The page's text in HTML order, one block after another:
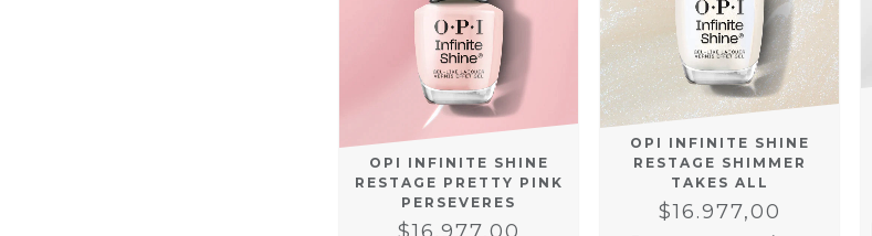
OPI INFINITE SHINE
RESTAGE PRETTY PINK
PERSEVERES
OPI INFINITE SHINE
RESTAGE SHIMMER
TAKES ALL
$16.977,00